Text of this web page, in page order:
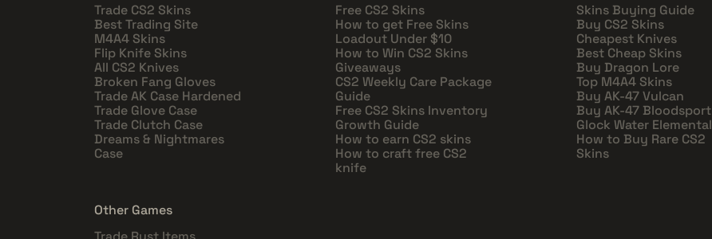
Trade CS2 Skins
Best Trading Site
M4A4 Skins
Flip Knife Skins
All CS2 Knives
Broken Fang Gloves
Trade AK Case Hardened
Trade Glove Case
Trade Clutch Case
Dreams & Nightmares
Case
Free CS2 Skins
How to get Free Skins
Loadout Under $10
How to Win CS2 Skins
Giveaways
CS2 Weekly Care Package
Guide
Free CS2 Skins Inventory
Growth Guide
How to earn CS2 skins
How to craft free CS2
knife
Skins Buying Guide
Buy CS2 Skins
Cheapest Knives
Best Cheap Skins
Buy Dragon Lore
Top M4A4 Skins
Buy AK-47 Vulcan
Buy AK-47 Bloodsport
Glock Water Elemental
How to Buy Rare CS2
Skins
Other Games